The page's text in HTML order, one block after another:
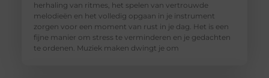
herhaling van ritmes, het spelen van vertrouwde
melodieën en het volledig opgaan in je instrument
zorgen voor een moment van rust in je dag. Het is een
fijne manier om stress te verminderen en je gedachten
te ordenen. Muziek maken dwingt je om